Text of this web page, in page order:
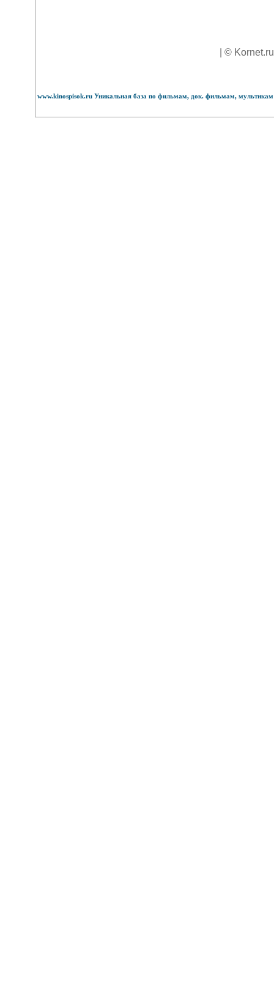
| ©
www.kinospisok.ru Уникальная база по фильмам, док. фильмам,